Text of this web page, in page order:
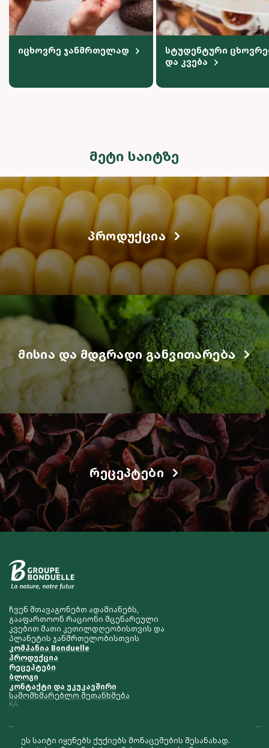
იცხოვრე ჯანმრთელად
სტუდენტური
და კვება
ᲛᲔᲢᲘ ᲡᲐᲘᲢᲖᲔ
ᲞᲠᲝᲓᲣᲥᲪᲘᲐ
ᲛᲘᲡᲘᲐ ᲓᲐ ᲛᲓᲒᲠᲐᲓᲘ ᲒᲐᲜᲕᲘᲗᲐᲠᲔᲑᲐ
ᲠᲔᲪᲔᲞᲢᲔᲑᲘ
ჩვენ შთავაგონებთ ადამიანებს,
გააფართოონ რაციონი მცენარეული
კვებით მათი კეთილდღეობისთვის და
პლანეტის ჯანმრთელობისთვის
კომპანია Bonduelle
პროდუქცია
რეცეპტები
ბლოგი
კონტაქტი და უკუკავშირი
სამომხმარებლო შეთანხმება
KA
ეს საიტი იყენებს ქუქიებს მონაცემების შესანახად.